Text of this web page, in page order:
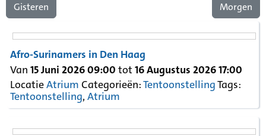
Gisteren Morgen
Afro-Surinamers in Den Haag
Van15 Juni 2026 09:00 tot16 Augustus 2026 17:00
LocatieAtrium Categorieën:TentoonstellingTags:
Tentoonstelling,Atrium